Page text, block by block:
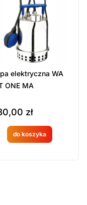
elektryczna WA
ONE MA
zł
do koszyka